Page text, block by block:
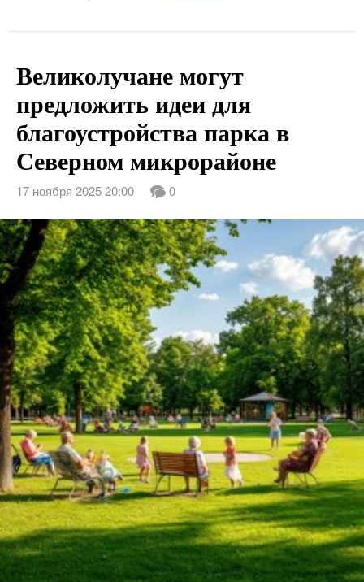
Великолучане могут
предложить идеи для
благоустройства парка в
Северном микрорайоне
17 ноября 2025 20:00 0